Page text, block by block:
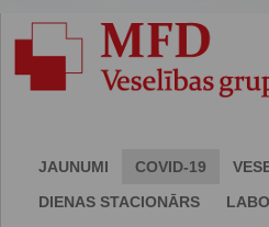
JAUNUMI COVID-19
DIENAS STACIONĀRS